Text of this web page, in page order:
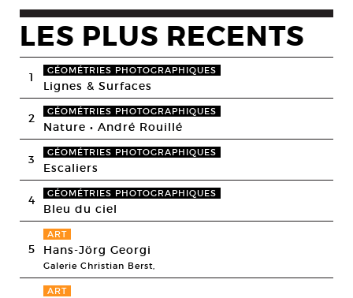
LES PLUS RECENTS
1 GÉOMÉTRIES PHOTOGRAPHIQUES
Lignes & Surfaces
2 GÉOMÉTRIES PHOTOGRAPHIQUES
Nature • André Rouillé
3 GÉOMÉTRIES PHOTOGRAPHIQUES
Escaliers
4 GÉOMÉTRIES PHOTOGRAPHIQUES
Bleu du ciel
5
ART
Hans-Jörg Georgi
Galerie Christian Berst,
ART